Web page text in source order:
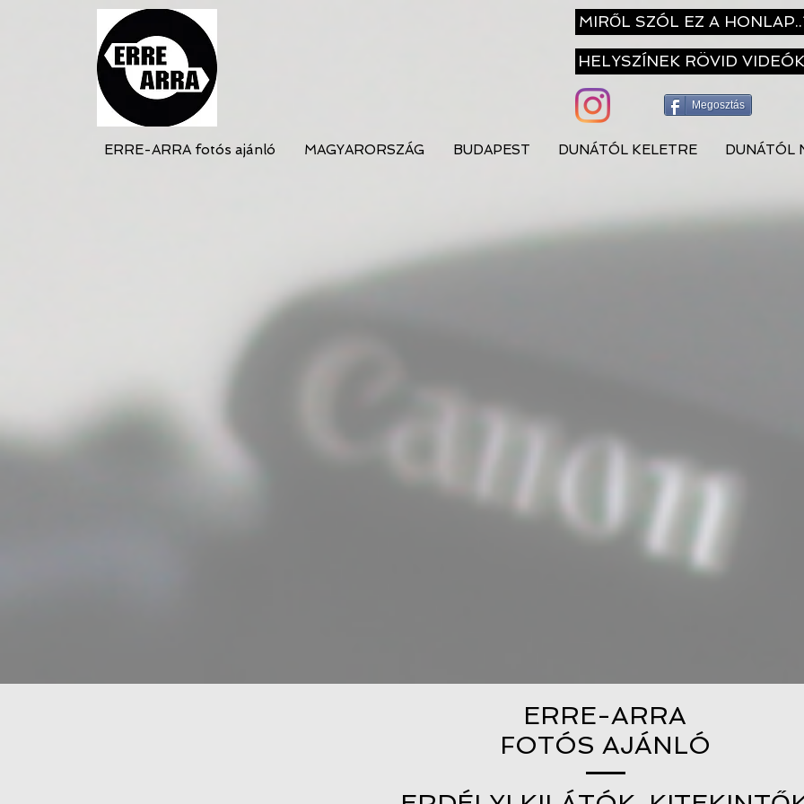
MIRŐL SZÓL EZ A
HELYSZÍNEK RÖVID
Megosztás
ERRE-ARRA fotós ajánló MAGYARORSZÁG BUDAPEST DUNÁTÓL KELETRE DUNÁTÓL
ERRE-ARRA
FOTÓS AJÁNLÓ